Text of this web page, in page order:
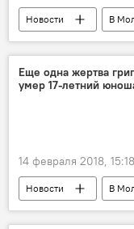
Новости В
Кишинев
Еще одна жертва
умер 17-летний
14 февраля 2018, 15:18
Новости В
Происшествия